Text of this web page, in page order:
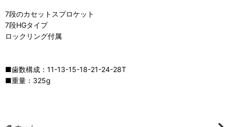
7段のカセットスプロケット
7段HGタイプ
ロックリング付属
■歯数構成：11-13-15-18-21-24-28T
■重量：325g